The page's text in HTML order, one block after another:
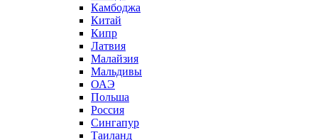
Камбоджа
Китай
Кипр
Латвия
Малайзия
Мальдивы
ОАЭ
Польша
Россия
Сингапур
Таиланд